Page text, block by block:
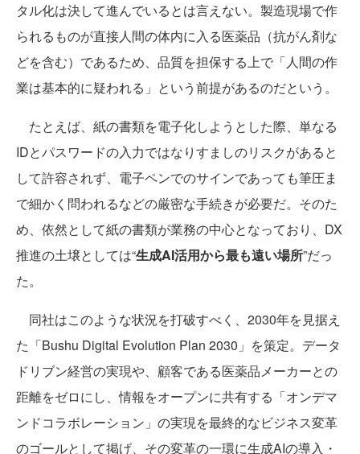
タル化は決して進んでいるとは言えない。製造現場で作
られるものが直接人間の体内に入る医薬品（抗がん剤な
どを含む）であるため、品質を担保する上で「人間の作
業は基本的に疑われる」という前提があるのだという。
たとえば、紙の書類を電子化しようとした際、単なる
IDとパスワードの入力ではなりすましのリスクがあると
して許容されず、電子ペンでのサインであっても筆圧ま
で細かく問われるなどの厳密な手続きが必要だ。そのた
め、依然として紙の書類が業務の中心となっており、DX
推進の土壌としては“生成AI活用から最も遠い場所”だっ
た。
同社はこのような状況を打破すべく、2030年を見据え
た「Bushu Digital Evolution Plan 2030」を策定。データ
ドリブン経営の実現や、顧客である医薬品メーカーとの
距離をゼロにし、情報をオープンに共有する「オンデマ
ンドコラボレーション」の実現を最終的なビジネス変革
のゴールとして掲げ、その変革の一環に生成AIの導入・